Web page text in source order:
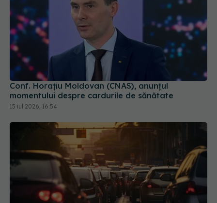
Conf. Horațiu Moldovan (CNAS), anunțul
momentului despre cardurile de sănătate
15 iul 2026, 16:54